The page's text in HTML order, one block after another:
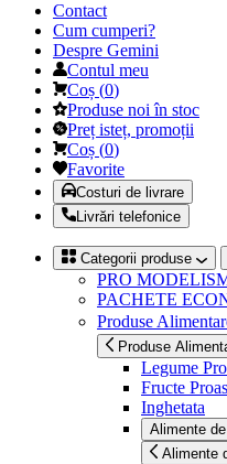
Contact
Cum cumperi?
Despre Gemini
Contul meu
Coș (0)
Produse noi în stoc
Preț isteț, promoții
Coș (0)
Favorite
Costuri de livrare
Livrări telefonice
Categorii produse
PRO
PACHETE
Produse
Produse
Legume
Fructe
Inghetata
Alimente
Alimente